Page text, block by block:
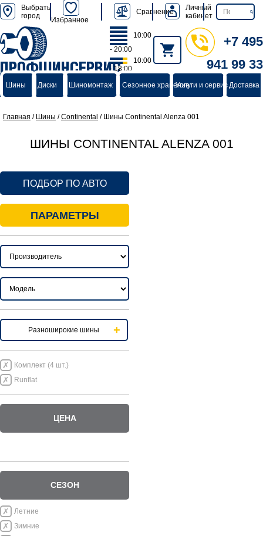
Выбрать
город
Избранное
Сравнение
Личный
кабинет
ПРОФШИНСЕРВИС
группа компаний
10:00
- 20:00
10:00
- 18:00
+7 495
941 99 33
Шины Диски Шиномонтаж Сезонное хранениеУслуги и сервисДоставка
Главная / Шины /Continental / Шины Continental Alenza 001
ШИНЫ CONTINENTAL ALENZA 001
ПОДБОР ПО АВТО
ПАРАМЕТРЫ
Разноширокие шины
Комплект (4 шт.)
Runflat
ЦЕНА
СЕЗОН
Летние
Зимние